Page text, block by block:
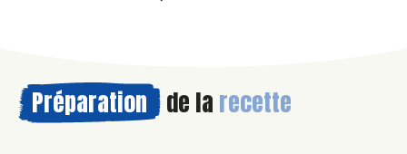
Préparation de la recette